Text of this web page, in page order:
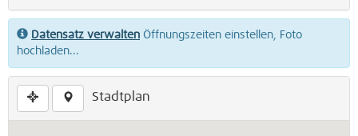
Datensatz verwalten Öffnungszeiten einstellen, Foto
hochladen...
Stadtplan